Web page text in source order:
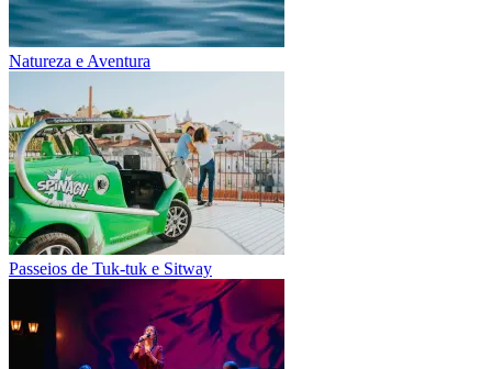
Natureza e Aventura
Passeios de Tuk-tuk e Sitway